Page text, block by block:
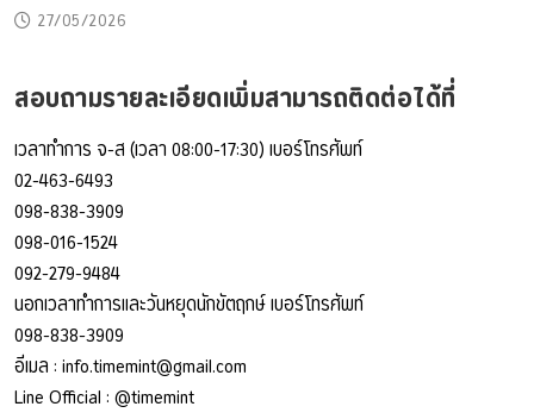
27/05/2026
สอบถามรายละเอียดเพิ่มสามารถติดต่อได้ที่
เวลาทำการ จ-ส (เวลา 08:00-17:30) เบอร์โทรศัพท์
02-463-6493
098-838-3909
098-016-1524
092-279-9484
นอกเวลาทำการและวันหยุดนักขัตฤกษ์ เบอร์โทรศัพท์
098-838-3909
อีเมล :info.timemint@gmail.com
Line Official :@timemint